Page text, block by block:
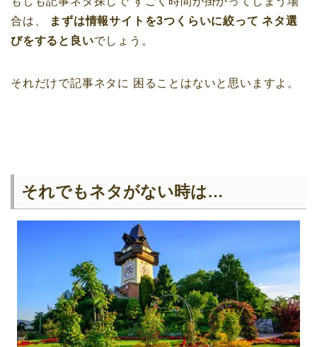
合は、
まずは情報サイトを3つくらいに絞って ネタ選
びをすると良いでしょう。
それだけで記事ネタに 困ることはないと思いますよ。
それでもネタがない時は…